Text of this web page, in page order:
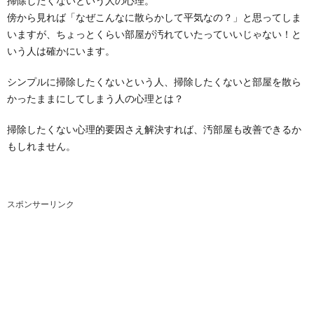
傍から見れば「なぜこんなに散らかして平気なの？」と思ってしま
いますが、ちょっとくらい部屋が汚れていたっていいじゃない！と
いう人は確かにいます。
シンプルに掃除したくないという人、掃除したくないと部屋を散ら
かったままにしてしまう人の心理とは？
掃除したくない心理的要因さえ解決すれば、汚部屋も改善できるか
もしれません。
スポンサーリンク